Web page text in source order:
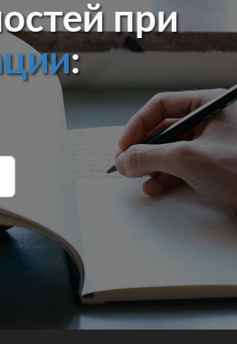
при
: